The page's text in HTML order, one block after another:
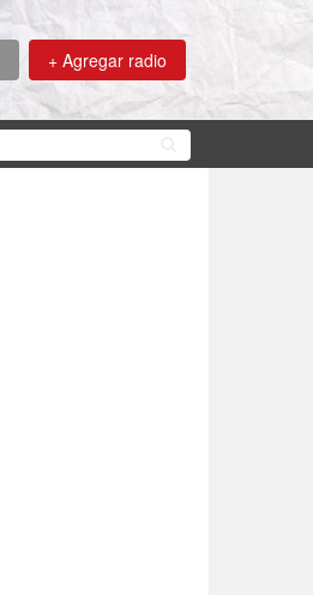
+ Agregar radio